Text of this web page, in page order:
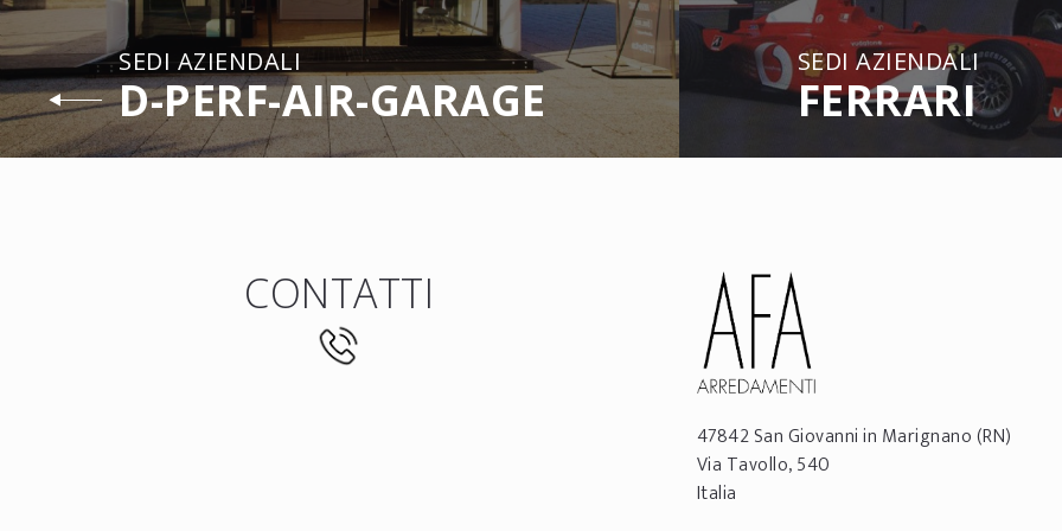
SEDI AZIENDALI
D-PERF-AIR-GARAGE
SEDI AZIENDALI
FERRARI
CONTATTI
47842San Giovanni in Marignano(RN)
Via Tavollo, 540
Italia